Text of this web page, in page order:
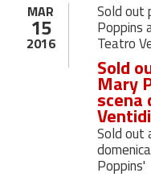
MAR
15
2016
Sold out
Poppins
Teatro
Sold
Mary
scena
Sold out
Poppins'